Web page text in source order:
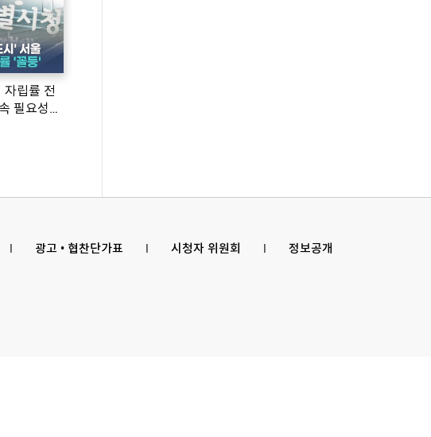
자립률 전
필요성
l 광고 • 협찬단가표 l 시청자 위원회 l 정보공개